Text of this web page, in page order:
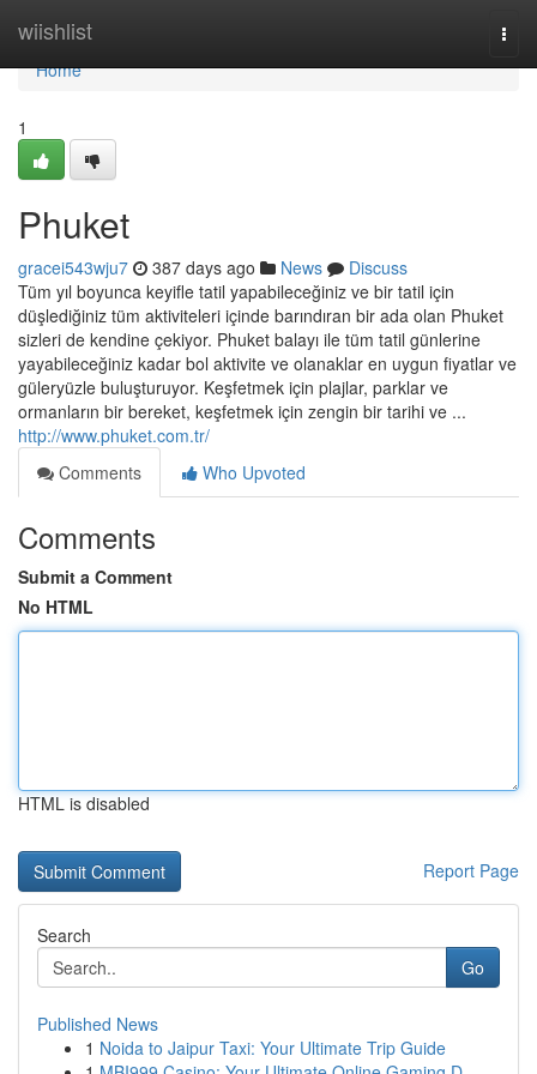
wiishlist
Home
Home
1
Phuket
gracei543wju7 387 days ago News
Discuss
Tüm yıl boyunca keyifle tatil yapabileceğiniz ve bir tatil için
düşlediğiniz tüm aktiviteleri içinde barındıran bir ada olan Phuket
sizleri de kendine çekiyor. Phuket balayı ile tüm tatil günlerine
yayabileceğiniz kadar bol aktivite ve olanaklar en uygun fiyatlar ve
güleryüzle buluşturuyor. Keşfetmek için plajlar, parklar ve
ormanların bir bereket, keşfetmek için zengin bir tarihi ve ...
http://www.phuket.com.tr/
Comments
Who Upvoted
Comments
Submit a Comment
No HTML
HTML is disabled
Report Page
Search
Go
Published News
1 Noida to Jaipur Taxi: Your Ultimate Trip Guide